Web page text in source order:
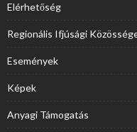
Elérhetőség
Regionális Ifjúsági
Események
Képek
Anyagi Támogatás